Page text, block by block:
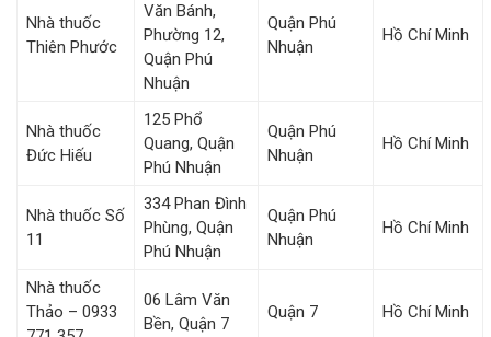
Nhà thuốc
Thiên Phước
Văn Bánh,
Phường 12,
Quận Phú
Nhuận
Quận Phú
Nhuận
Hồ Chí Minh
Nhà thuốc
Đức Hiếu
125 Phổ
Quang, Quận
Phú Nhuận
Quận Phú
Nhuận
Hồ Chí Minh
Nhà thuốc Số
11
334 Phan Đình
Phùng, Quận
Phú Nhuận
Quận Phú
Nhuận
Hồ Chí Minh
Nhà thuốc
Thảo – 0933
06 Lâm Văn
Bền, Quận 7
Quận 7 Hồ Chí Minh